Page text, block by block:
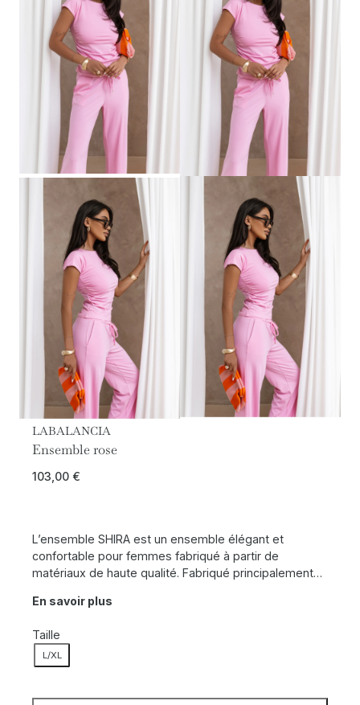
LABALANCIA
Ensemble rose
103,00 €
L’ensemble SHIRA est un ensemble élégant et
confortable pour femmes fabriqué à partir de
matériaux de haute qualité. Fabriqué principalement…
En savoir plus
Taille
L/XL